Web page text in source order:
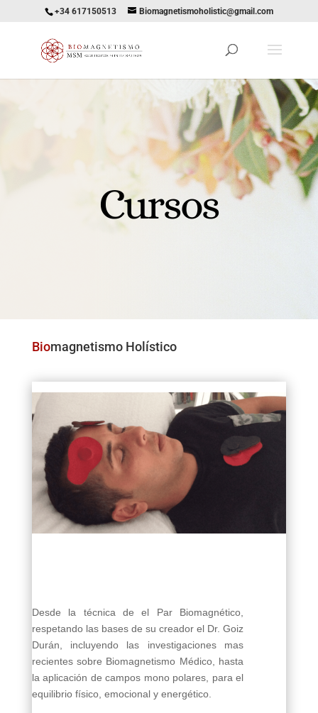
+34 617150513 Biomagnetismoholistic@gmail.com
Cursos
Biomagnetismo Holístico
Desde la técnica de el Par Biomagnético,
respetando las bases de su creador el Dr. Goiz
Durán, incluyendo las investigaciones mas
recientes sobre Biomagnetismo Médico, hasta
la aplicación de campos mono polares, para el
equilibrio físico, emocional y energético.